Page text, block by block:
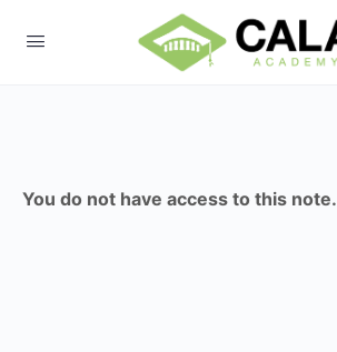
You do not have access to this note.